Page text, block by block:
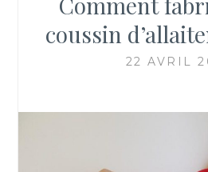
coussin
22 AVRIL